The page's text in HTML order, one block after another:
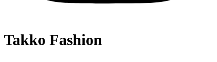
Takko Fashion